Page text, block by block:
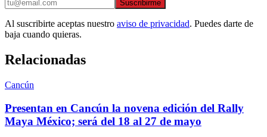
Suscribirme
Al suscribirte aceptas nuestro aviso de privacidad. Puedes darte de
baja cuando quieras.
Relacionadas
Cancún
Presentan en Cancún la novena edición del Rally
Maya México; será del 18 al 27 de mayo